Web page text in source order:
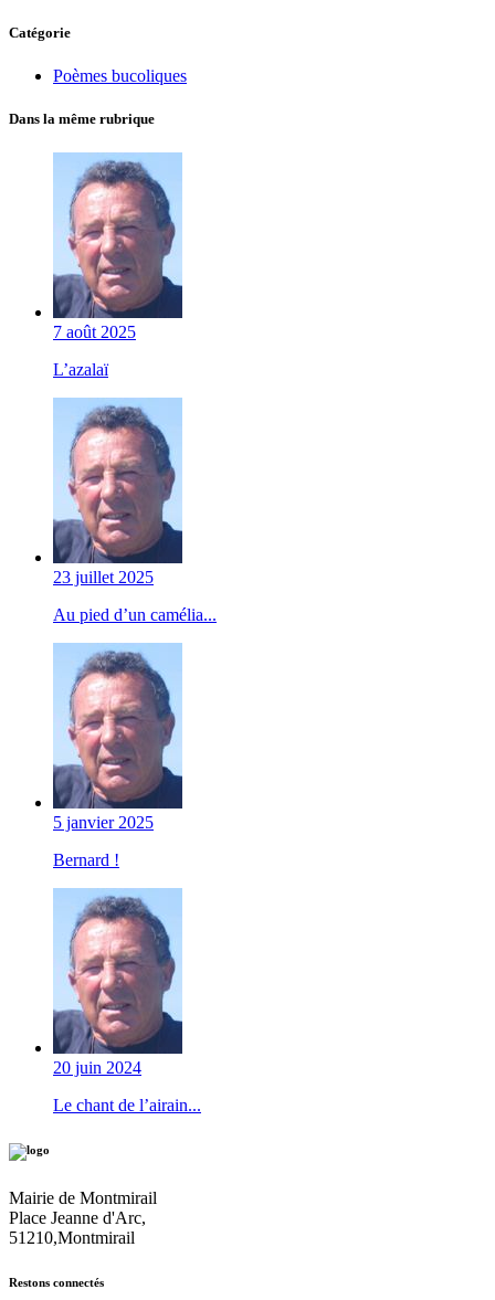
Catégorie
Poèmes bucoliques
Dans la même rubrique
7 août 2025
L’azalaï
23 juillet 2025
Au pied d’un camélia...
5 janvier 2025
Bernard !
20 juin 2024
Le chant de l’airain...
Mairie de Montmirail
Place Jeanne d'Arc,
51210,Montmirail
Restons connectés